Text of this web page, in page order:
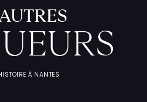
FICHES
À NANTES